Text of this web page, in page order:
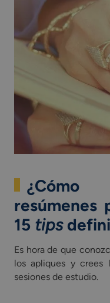
¿Cómo
resúmenes
15 tips
Es hora de que
los apliques y crees
sesiones de estudio.